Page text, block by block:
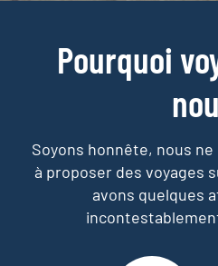
Pourquoi
Soyons honnête, nous
à proposer des voyages
avons quelques